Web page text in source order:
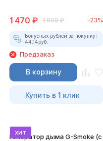
1 470 ₽ 1 900 ₽ -23%
Бонусных рублей за покупку:
44.14руб.
Предзаказ
В корзину
Купить в 1 клик
хит
Генератор дыма G-Smoke (c